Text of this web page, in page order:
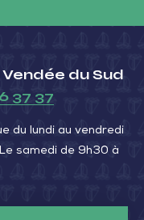
du Sud
37 37
du lundi au vendredi
samedi de 9h30 à